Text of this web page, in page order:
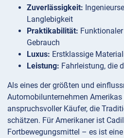
Zuverlässigkeit:
Langlebigkeit
Praktikabilität:
Gebrauch
Luxus: Erstklassige
Leistung: Fahrleistung, die
Als eines der größten und
Automobilunternehmen
anspruchsvoller Käufer, die
schätzen. Für Amerikaner ist
Fortbewegungsmittel – es ist